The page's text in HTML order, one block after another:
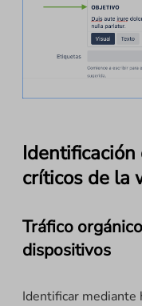
críticos de la
Tráfico
dispositivos
Identificar mediante